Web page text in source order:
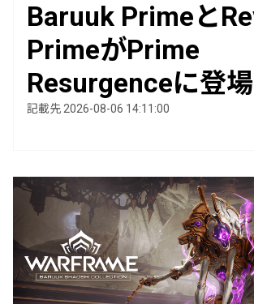
Baruuk Primeと
PrimeがPrime
Resurgenceに登場
記載先 2026-08-06 14:11:00